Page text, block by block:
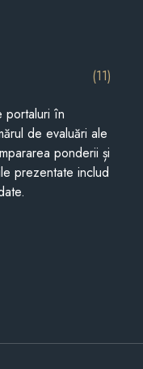
(11)
portaluri în
de evaluări ale
ponderii și
prezentate includ